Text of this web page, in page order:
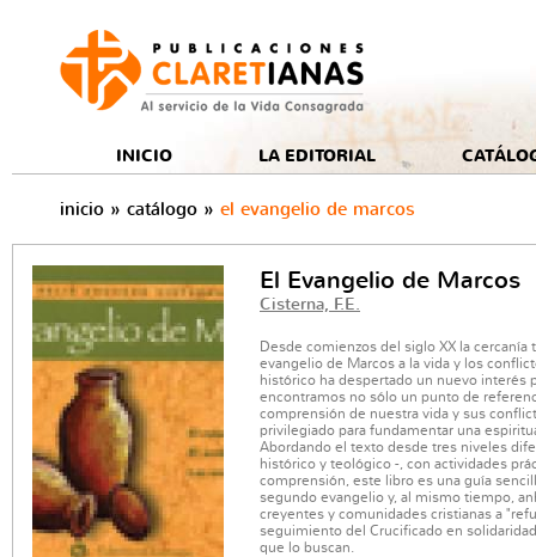
INICIO LA EDITORIAL
inicio » catálogo » el evangelio de marcos
El Evangelio de Marcos
Cisterna, F.E.
Desde comienzos del siglo XX la cercanía
evangelio de Marcos a la vida y los
histórico ha despertado un nuevo interés
encontramos no sólo un punto de
comprensión de nuestra vida y sus
privilegiado para fundamentar una
Abordando el texto desde tres niveles
histórico y teológico -, con actividades
comprensión, este libro es una guía
segundo evangelio y, al mismo tiempo,
creyentes y comunidades cristianas a
seguimiento del Crucificado en
que lo buscan.